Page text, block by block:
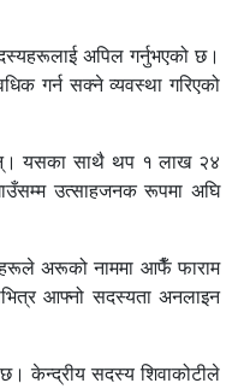
अपिल गर्नुभएको छ।
गर्न सक्ने व्यवस्था गरिएको
यसका साथै थप १ लाख २४
उत्साहजनक रूपमा अघि
अरूको नाममा आफैँ फाराम
आफ्नो सदस्यता अनलाइन
केन्द्रीय सदस्य शिवाकोटीले